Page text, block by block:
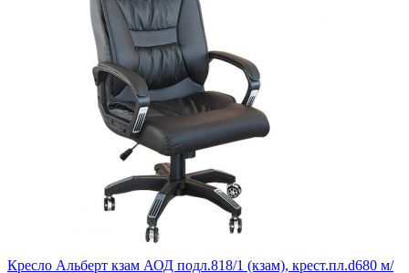
Кресло Альберт кзам АОД подл.818/1 (кзам), крест.пл.d680 м/